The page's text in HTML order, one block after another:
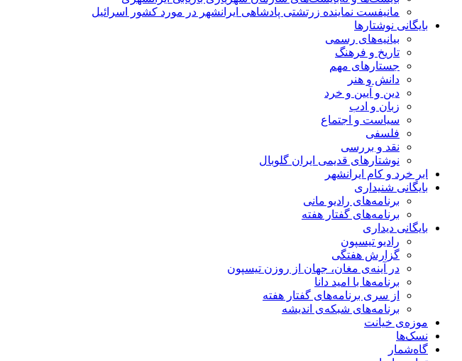
مانیفست نماینده زرتشتی پادشاهی ایرانشهر در مورد کشور اسرائیل
بایگانی نوشتارها
بیانیه‌های رسمی
تاریخ و فرهنگ
جستارهای مهم
دانش و هنر
دین و آیین و خرد
زبان و ادب
سیاست و اجتماع
فلسفی
نقد و بررسی
نوشتارهای قدیمی ایران گلوبال
ابر خرد و کام ایرانشهر
بایگانی شنيداری
برنامه‌های راديو مانی
برنامه‌های گفتار هفته
بایگانی ديداری
رادیو تیسپون
گزارش هفتگی
در آینه‌ی مغان، جهان از روزن تیسپون
برنامه‌ها با امید دانا
از سری برنامه‌های گفتار هفته
برنامه‌های شبکه‌ی اندیشه
موزه‌ی خیانت
نسک‌ها
گاه‌شمار